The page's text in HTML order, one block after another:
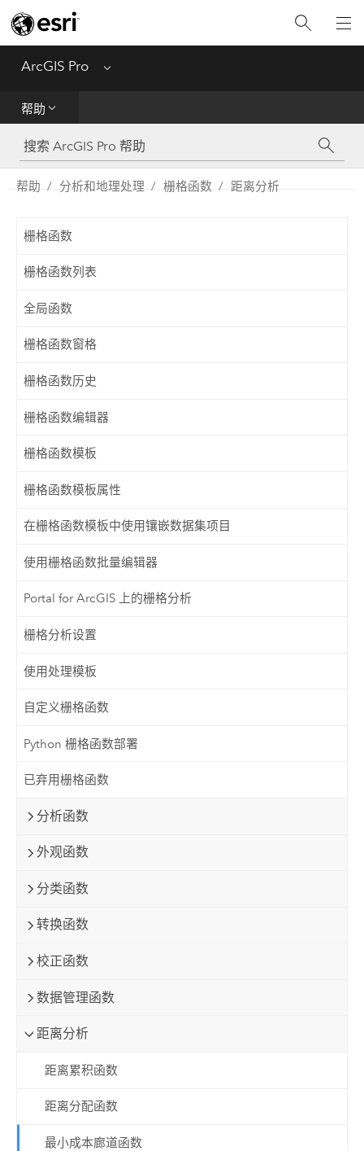
ArcGIS Pro Menu
帮助
工具参考
Python
帮助 分析和地理处理 栅格函数 距离分析
栅格函数
栅格函数列表
全局函数
栅格函数窗格
栅格函数历史
栅格函数编辑器
栅格函数模板
栅格函数模板属性
在栅格函数模板中使用镶嵌数据集项目
使用栅格函数批量编辑器
Portal for ArcGIS 上的栅格分析
栅格分析设置
使用处理模板
自定义栅格函数
Python 栅格函数部署
已弃用栅格函数
分析函数
外观函数
分类函数
转换函数
校正函数
数据管理函数
距离分析
距离累积函数
距离分配函数
最小成本廊道函数